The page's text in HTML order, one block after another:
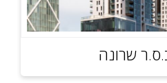
שרונה